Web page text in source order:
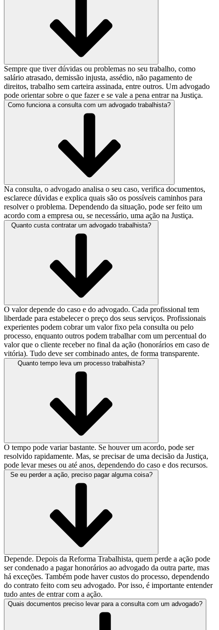
Sempre que tiver dúvidas ou problemas no seu trabalho, como
salário atrasado, demissão injusta, assédio, não pagamento de
direitos, trabalho sem carteira assinada, entre outros. Um advogado
pode orientar sobre o que fazer e se vale a pena entrar na Justiça.
Como funciona a consulta com um advogado trabalhista?
Na consulta, o advogado analisa o seu caso, verifica documentos,
esclarece dúvidas e explica quais são os possíveis caminhos para
resolver o problema. Dependendo da situação, pode ser feito um
acordo com a empresa ou, se necessário, uma ação na Justiça.
Quanto custa contratar um advogado trabalhista?
O valor depende do caso e do advogado. Cada profissional tem
liberdade para estabelecer o preço dos seus serviços. Profissionais
experientes podem cobrar um valor fixo pela consulta ou pelo
processo, enquanto outros podem trabalhar com um percentual do
valor que o cliente receber no final da ação (honorários em caso de
vitória). Tudo deve ser combinado antes, de forma transparente.
Quanto tempo leva um processo trabalhista?
O tempo pode variar bastante. Se houver um acordo, pode ser
resolvido rapidamente. Mas, se precisar de uma decisão da Justiça,
pode levar meses ou até anos, dependendo do caso e dos recursos.
Se eu perder a ação, preciso pagar alguma coisa?
Depende. Depois da Reforma Trabalhista, quem perde a ação pode
ser condenado a pagar honorários ao advogado da outra parte, mas
há exceções. Também pode haver custos do processo, dependendo
do contrato feito com seu advogado. Por isso, é importante entender
tudo antes de entrar com a ação.
Quais documentos preciso levar para a consulta com um advogado?